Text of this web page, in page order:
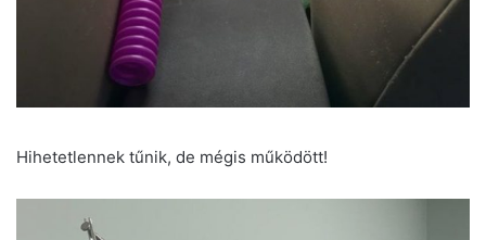
Hihetetlennek tűnik, de mégis működött!